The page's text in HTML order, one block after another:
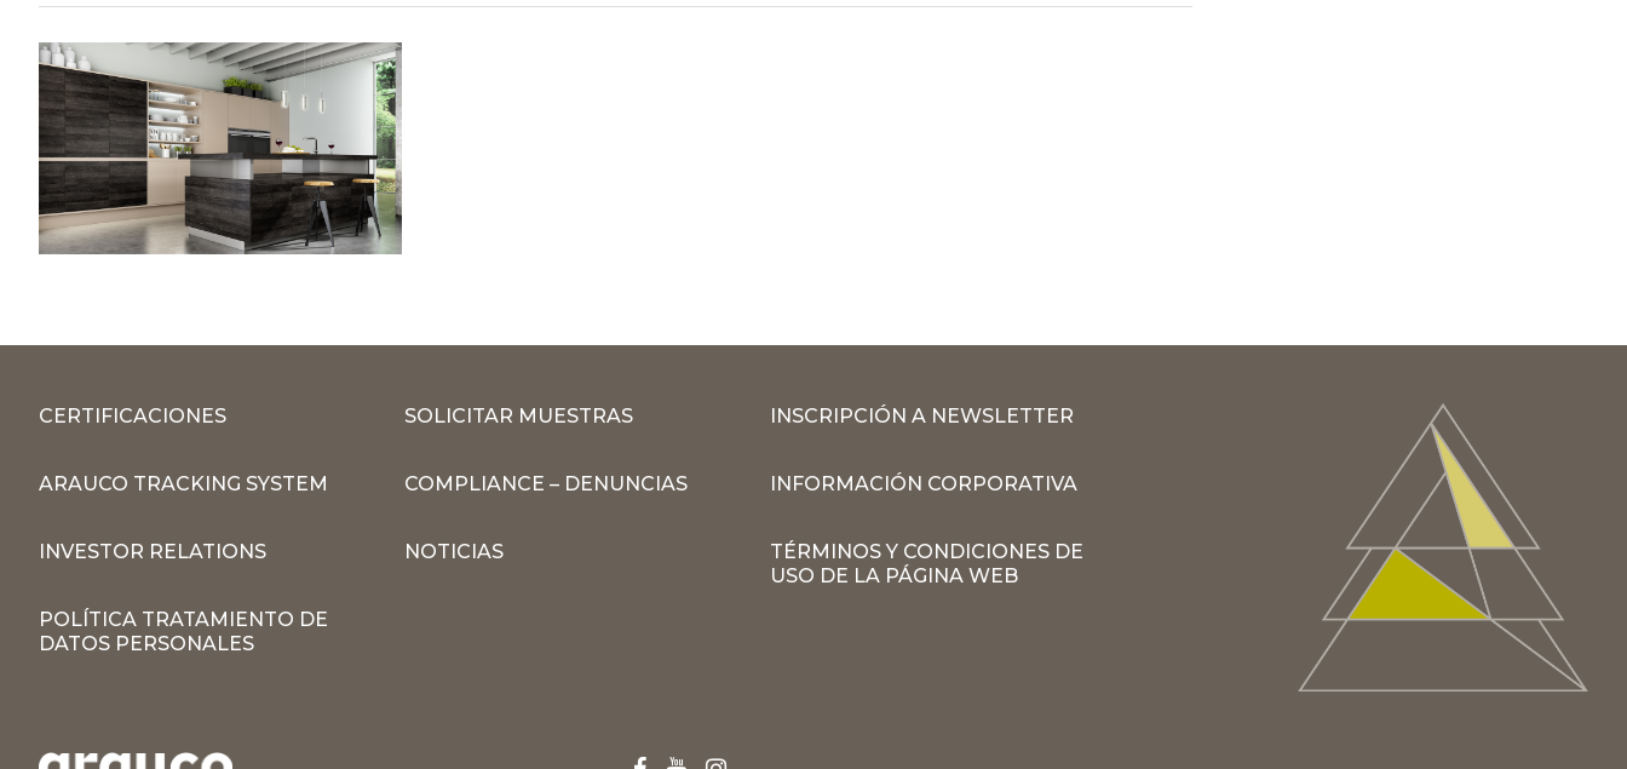
CERTIFICACIONES SOLICITAR MUESTRAS INSCRIPCIÓN A NEWSLETTER
ARAUCO TRACKING SYSTEM COMPLIANCE – DENUNCIAS INFORMACIÓN CORPORATIVA
INVESTOR RELATIONS NOTICIAS
TÉRMINOS Y CONDICIONES DE
USO DE LA PÁGINA WEB
POLÍTICA TRATAMIENTO DE
DATOS PERSONALES